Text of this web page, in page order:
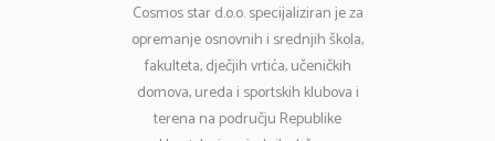
Cosmosstar d.o.o. specijaliziran je za
opremanje osnovnih i srednjih škola,
fakulteta, dječjih vrtića, učeničkih
domova, ureda i sportskih klubova i
terena na području Republike